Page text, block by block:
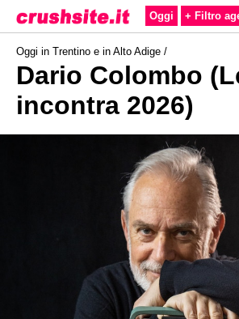
Oggi + Filtro
Oggi in Trentino e in Alto Adige /
Dario Colombo
incontra 2026)